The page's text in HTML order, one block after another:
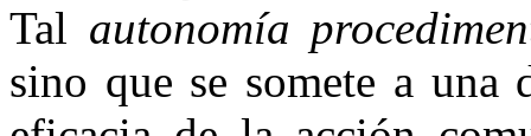
Tal autonomía
sino que se somete a una